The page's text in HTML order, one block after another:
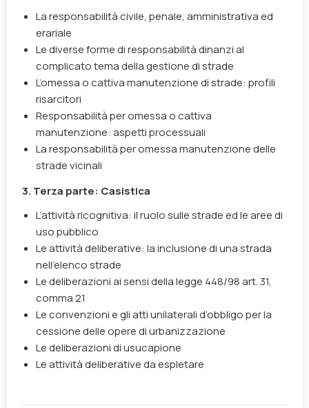
La responsabilità civile, penale, amministrativa ed
erariale
Le diverse forme di responsabilità dinanzi al
complicato tema della gestione di strade
L’omessa o cattiva manutenzione di strade: profili
risarcitori
Responsabilità per omessa o cattiva
manutenzione: aspetti processuali
La responsabilità per omessa manutenzione delle
strade vicinali
3. Terza parte: Casistica
L’attività ricognitiva: il ruolo sulle strade ed le aree di
uso pubblico
Le attività deliberative: la inclusione di una strada
nell’elenco strade
Le deliberazioni ai sensi della legge 448/98 art. 31,
comma 21
Le convenzioni e gli atti unilaterali d’obbligo per la
cessione delle opere di urbanizzazione
Le deliberazioni di usucapione
Le attività deliberative da espletare